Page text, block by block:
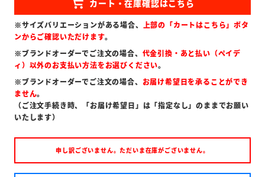
※サイズバリエーションがある場合、 上部の「カートはこちら」ボタ
ンからご確認いただけます。
※ブランドオーダーでご注文の場合、 代金引換・あと払い（ペイデ
ィ）以外のお支払い方法をお選びください。
※ブランドオーダーでご注文の場合、 お届け希望日を承ることができ
ません。
（ご注文手続き時、「お届け希望日」は「指定なし」のままでお願い
いたします）
申し訳ございません。ただいま在庫がございません。